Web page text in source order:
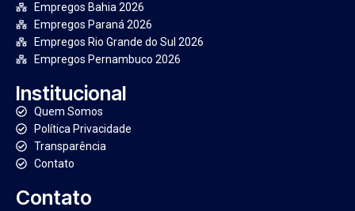
Empregos Bahia 2026
Empregos Paraná 2026
Empregos Rio Grande do Sul 2026
Empregos Pernambuco 2026
Institucional
Quem Somos
Política Privacidade
Transparência
Contato
Contato